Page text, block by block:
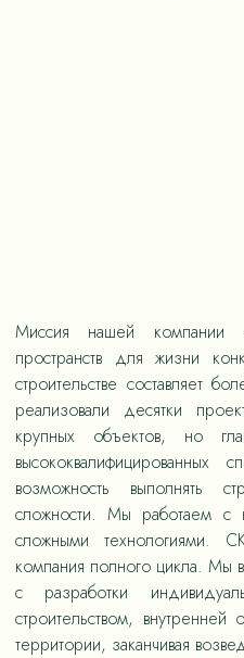
Миссия нашей компании
пространств для жизни
строительстве составляет
реализовали десятки
крупных объектов, но
возможность выполнять
сложности. Мы работаем с
сложными технологиями.
компания полного цикла. Мы
с разработки
строительством,
территории, заканчивая